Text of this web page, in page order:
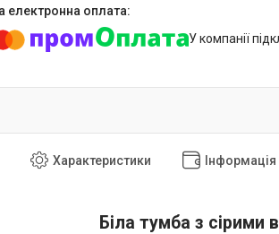
У компанії
Характеристики
Біла тумба з